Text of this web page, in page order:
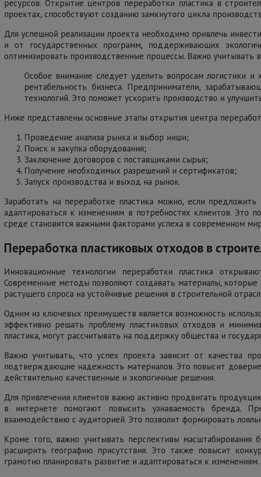
ресурсов. Открытие центров переработки пластика в
проектах, способствуют созданию замкнутого цикла
Для успешной реализации проекта необходимо привлечь
и от государственных программ, поддерживающих
оптимизировать производственные процессы. Важно
Особое внимание следует уделить вопросам логистики и
рентабельность бизнеса. Предприниматели,
технологий. Это поможет ускорить производство и
Ниже представлены основные этапы открытия центра
Проведение анализа рынка и выбор ниши;
Поиск и закупка оборудования;
Заключение договоров с поставщиками сырья;
Получение необходимых разрешений и сертификатов;
Запуск производства и выход на рынок.
Заработать на переработке пластика можно, если
адаптироваться к изменениям в потребностях клиентов. Это
среде становятся важными факторами успеха в современном
Переработка пластиковых отходов в
Инновационные технологии переработки пластика
Современные методы позволяют создавать материалы,
растущего спроса на устойчивые решения в строительной
Одним из ключевых преимуществ является возможность
эффективно решать проблему пластиковых отходов и
пластика, могут рассчитывать на поддержку общества и
Важно учитывать, что успех проекта зависит от качества
подтверждающие надежность материалов. Это повысит
действительно качественные и экологичные решения.
Для привлечения клиентов важно активно продвигать
в интернете помогают повысить узнаваемость бренда.
взаимодействию с аудиторией. Это позволит формировать
Кроме того, важно учитывать перспективы масштабирования
расширить географию присутствия. Это также повысит
грамотно планировать развитие и адаптироваться к изменениям.